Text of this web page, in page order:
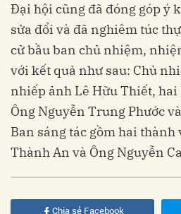
Đại hội cũng đã đóng góp ý
sửa đổi và đã nghiêm túc
cử bầu ban chủ nhiệm,
với kết quả như sau: Chủ
nhiếp ảnh Lê Hữu Thiết, hai
Ông Nguyễn Trung Phước
Ban sáng tác gồm hai
Thành An và Ông Nguyễn
Chia sẻ Facebook